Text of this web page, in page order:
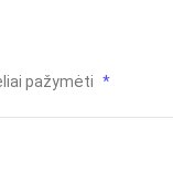
pažymėti *